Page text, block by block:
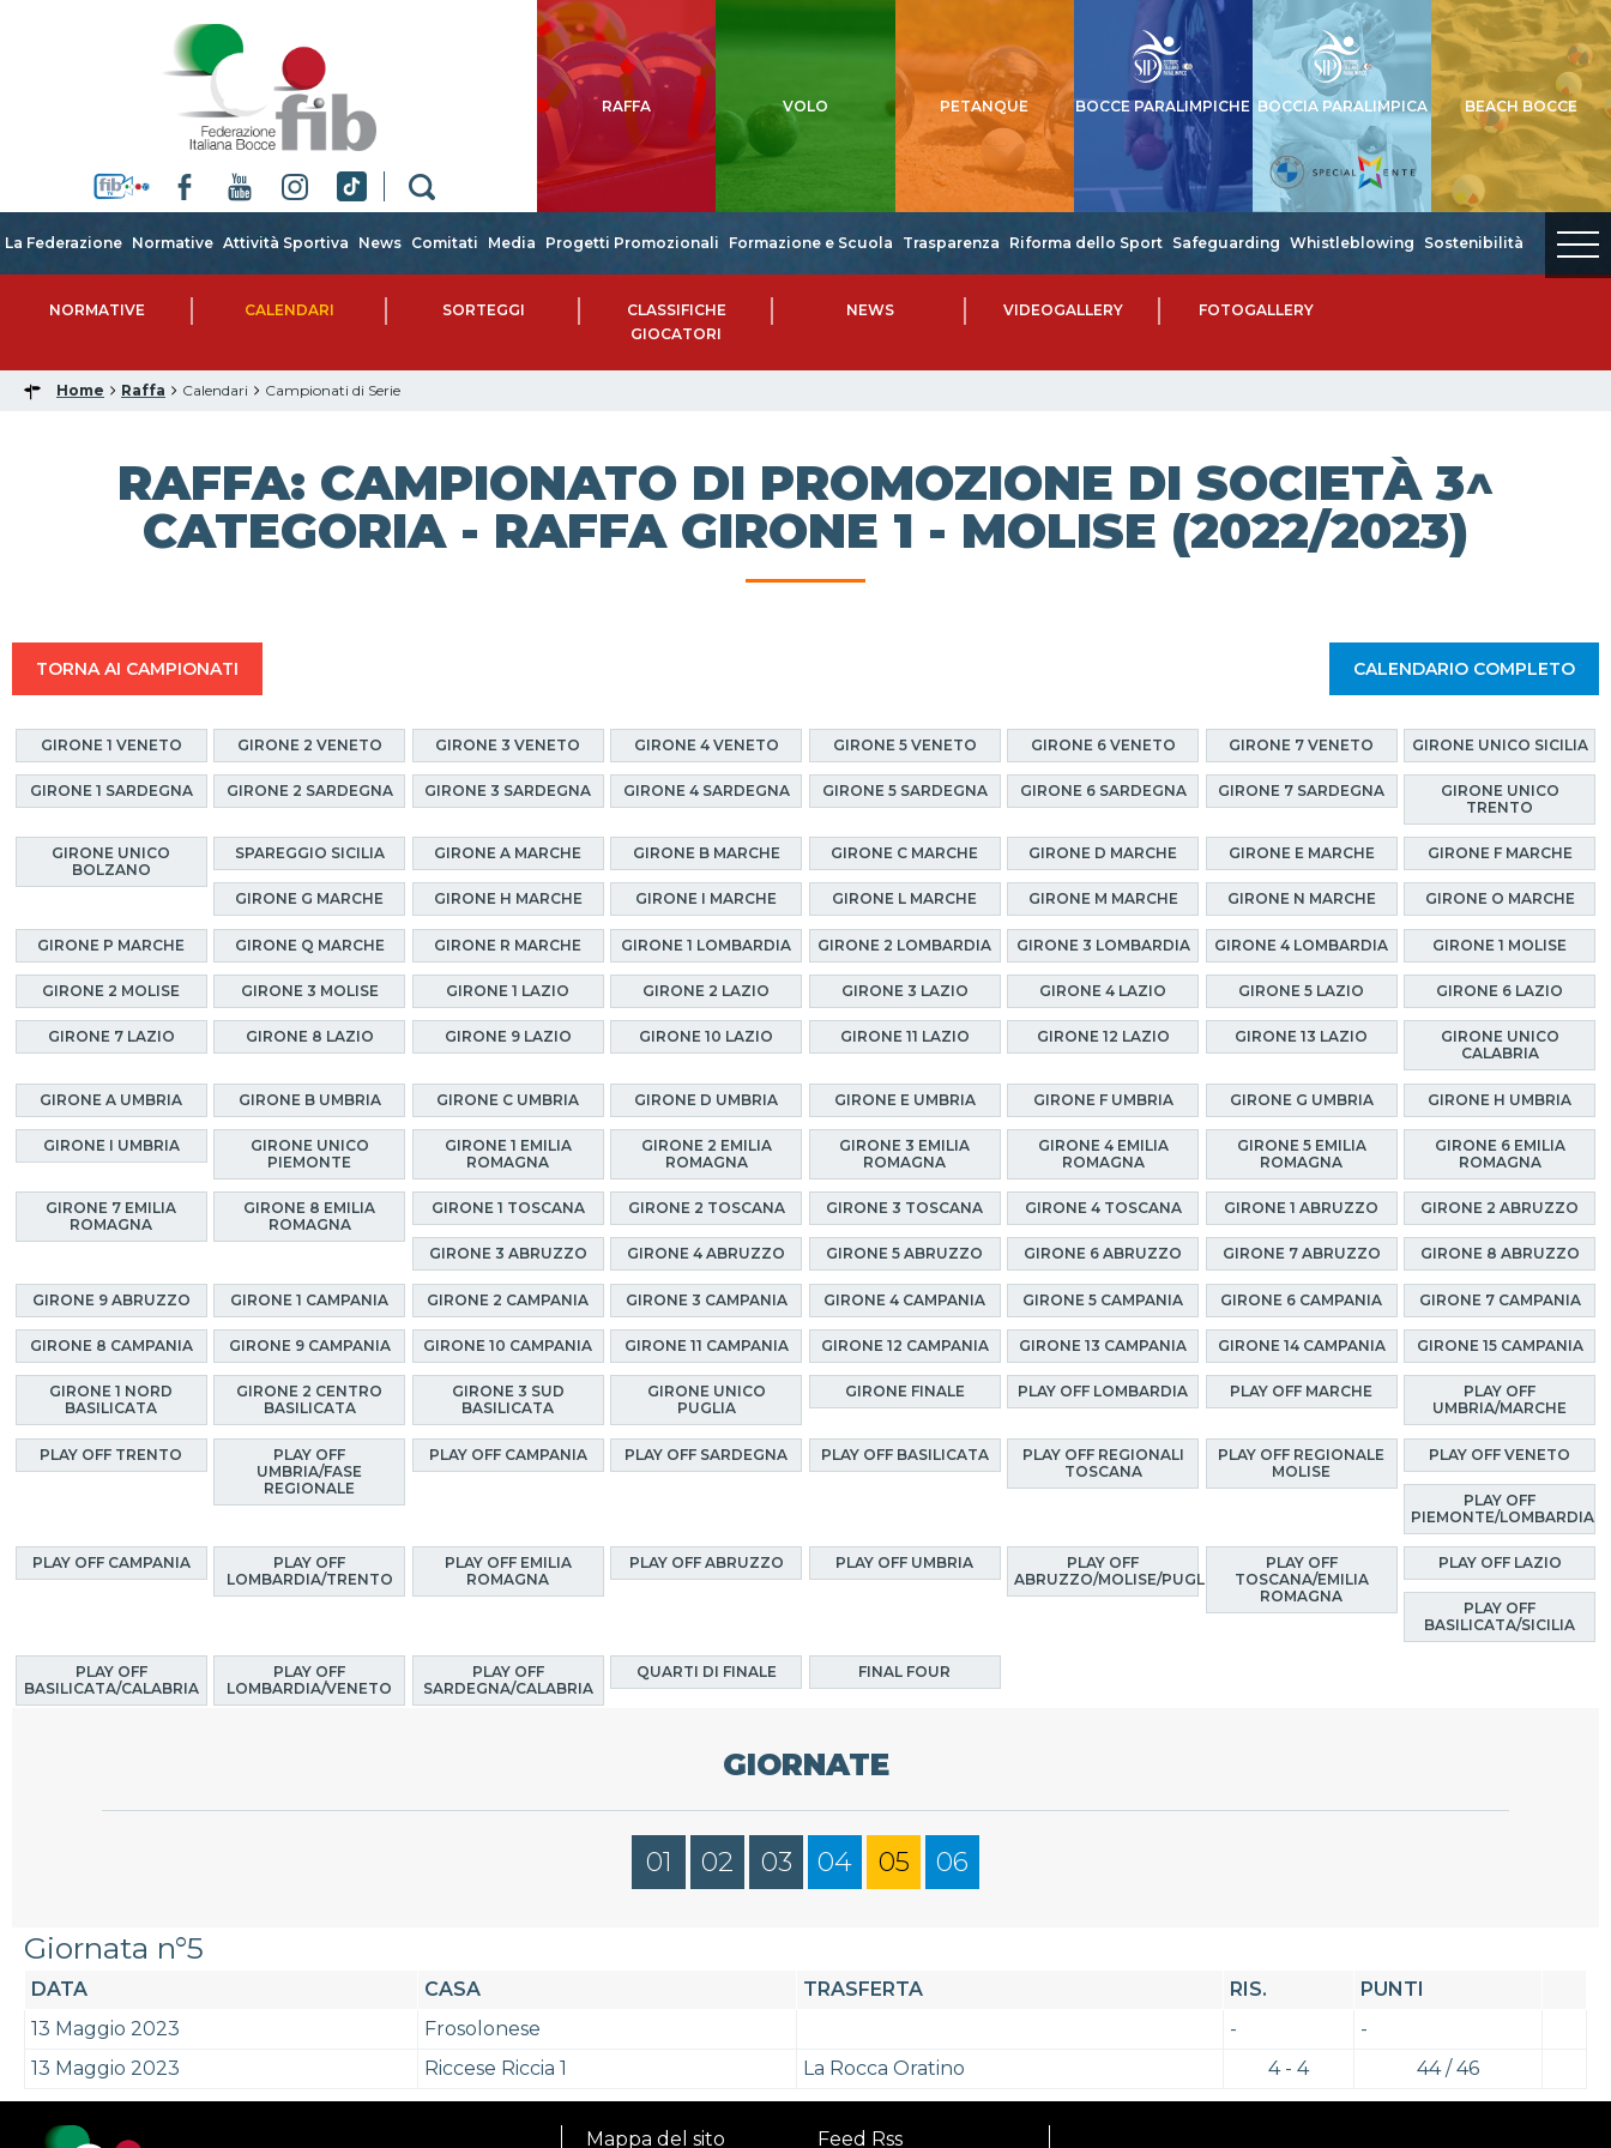
RAFFA VOLO PETANQUE BOCCE PARALIMPICHE BOCCIA PARALIMPICA BEACH BOCCE
La Federazione Normative Attività Sportiva News Comitati Media Progetti Promozionali Formazione e Scuola Trasparenza Riforma dello Sport Safeguarding Whistleblowing Sostenibilità
NORMATIVE CALENDARI SORTEGGI
CLASSIFICHE
GIOCATORI
NEWS VIDEOGALLERY FOTOGALLERY
Home Raffa Calendari Campionati di Serie
RAFFA: CAMPIONATO DI PROMOZIONE DI SOCIETÀ 3^
CATEGORIA - RAFFA GIRONE 1 - MOLISE (2022/2023)
TORNA AI CAMPIONATI CALENDARIO COMPLETO
GIRONE 1 VENETO GIRONE 2 VENETO GIRONE 3 VENETO GIRONE 4 VENETO GIRONE 5 VENETO GIRONE 6 VENETO GIRONE 7 VENETO GIRONE UNICO SICILIA
GIRONE 1 SARDEGNA GIRONE 2 SARDEGNA GIRONE 3 SARDEGNA GIRONE 4 SARDEGNA GIRONE 5 SARDEGNA GIRONE 6 SARDEGNA GIRONE 7 SARDEGNA
GIRONE UNICO
TRENTO
GIRONE UNICO
BOLZANO
SPAREGGIO SICILIA GIRONE A MARCHE GIRONE B MARCHE GIRONE C MARCHE GIRONE D MARCHE GIRONE E MARCHE GIRONE F MARCHE
GIRONE G MARCHE GIRONE H MARCHE GIRONE I MARCHE GIRONE L MARCHE GIRONE M MARCHE GIRONE N MARCHE GIRONE O MARCHE
GIRONE P MARCHE GIRONE Q MARCHE GIRONE R MARCHE GIRONE 1 LOMBARDIA GIRONE 2 LOMBARDIA GIRONE 3 LOMBARDIA GIRONE 4 LOMBARDIA GIRONE 1 MOLISE
GIRONE 2 MOLISE GIRONE 3 MOLISE GIRONE 1 LAZIO GIRONE 2 LAZIO GIRONE 3 LAZIO GIRONE 4 LAZIO GIRONE 5 LAZIO GIRONE 6 LAZIO
GIRONE 7 LAZIO GIRONE 8 LAZIO GIRONE 9 LAZIO GIRONE 10 LAZIO GIRONE 11 LAZIO GIRONE 12 LAZIO GIRONE 13 LAZIO
GIRONE UNICO
CALABRIA
GIRONE A UMBRIA GIRONE B UMBRIA GIRONE C UMBRIA GIRONE D UMBRIA GIRONE E UMBRIA GIRONE F UMBRIA GIRONE G UMBRIA GIRONE H UMBRIA
GIRONE I UMBRIA
GIRONE UNICO
PIEMONTE
GIRONE 1 EMILIA
ROMAGNA
GIRONE 2 EMILIA
ROMAGNA
GIRONE 3 EMILIA
ROMAGNA
GIRONE 4 EMILIA
ROMAGNA
GIRONE 5 EMILIA
ROMAGNA
GIRONE 6 EMILIA
ROMAGNA
GIRONE 7 EMILIA
ROMAGNA
GIRONE 8 EMILIA
ROMAGNA
GIRONE 1 TOSCANA GIRONE 2 TOSCANA GIRONE 3 TOSCANA GIRONE 4 TOSCANA GIRONE 1 ABRUZZO GIRONE 2 ABRUZZO
GIRONE 3 ABRUZZO GIRONE 4 ABRUZZO GIRONE 5 ABRUZZO GIRONE 6 ABRUZZO GIRONE 7 ABRUZZO GIRONE 8 ABRUZZO
GIRONE 9 ABRUZZO GIRONE 1 CAMPANIA GIRONE 2 CAMPANIA GIRONE 3 CAMPANIA GIRONE 4 CAMPANIA GIRONE 5 CAMPANIA GIRONE 6 CAMPANIA GIRONE 7 CAMPANIA
GIRONE 8 CAMPANIA GIRONE 9 CAMPANIA GIRONE 10 CAMPANIA GIRONE 11 CAMPANIA GIRONE 12 CAMPANIA GIRONE 13 CAMPANIA GIRONE 14 CAMPANIA GIRONE 15 CAMPANIA
GIRONE 1 NORD
BASILICATA
GIRONE 2 CENTRO
BASILICATA
GIRONE 3 SUD
BASILICATA
GIRONE UNICO
PUGLIA
GIRONE FINALE PLAY OFF LOMBARDIA PLAY OFF MARCHE
PLAY OFF
UMBRIA/MARCHE
PLAY OFF TRENTO
PLAY OFF
UMBRIA/FASE
REGIONALE
PLAY OFF CAMPANIA PLAY OFF SARDEGNA PLAY OFF BASILICATA
PLAY OFF REGIONALI
TOSCANA
PLAY OFF REGIONALE
MOLISE
PLAY OFF VENETO
PLAY OFF
PIEMONTE/LOMBARDIA
PLAY OFF CAMPANIA
PLAY OFF
LOMBARDIA/TRENTO
PLAY OFF EMILIA
ROMAGNA
PLAY OFF ABRUZZO PLAY OFF UMBRIA
PLAY OFF
ABRUZZO/MOLISE/PUGLIA
PLAY OFF
TOSCANA/EMILIA
ROMAGNA
PLAY OFF LAZIO
PLAY OFF
BASILICATA/SICILIA
PLAY OFF
BASILICATA/CALABRIA
PLAY OFF
LOMBARDIA/VENETO
PLAY OFF
SARDEGNA/CALABRIA
QUARTI DI FINALE FINAL FOUR
GIORNATE
01 02 03 04 05 06
Giornata n°5
DATA CASA TRASFERTA RIS.
PUNTI
13 Maggio 2023
Frosolonese -
-
13 Maggio 2023
Riccese Riccia 1 La Rocca Oratino 4 - 4 44 / 46
Mappa del sito Feed Rss